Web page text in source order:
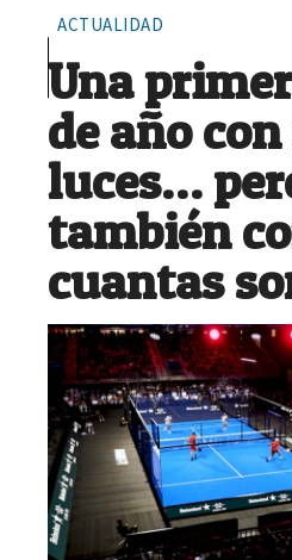
ACTUALIDAD
Una
de año
luces…
también
cuantas